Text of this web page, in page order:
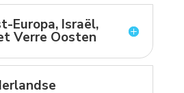
Europa, Israël,
Verre Oosten